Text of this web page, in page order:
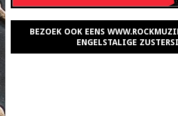
BEZOEK OOK EENS
ENGELSTALIGE